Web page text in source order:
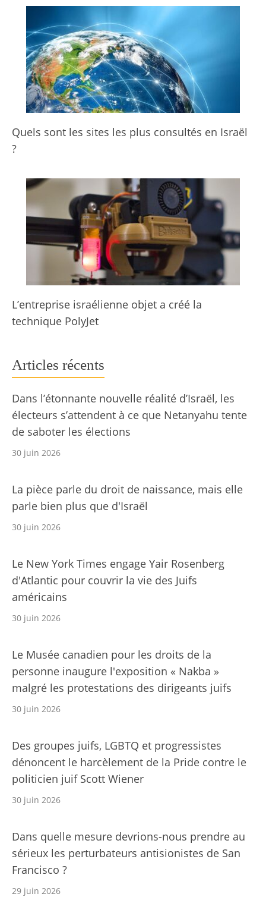
Quels sont les sites les plus consultés en Israël
?
L’entreprise israélienne objet a créé la
technique PolyJet
Articles récents
Dans l’étonnante nouvelle réalité d’Israël, les
électeurs s’attendent à ce que Netanyahu tente
de saboter les élections
30 juin 2026
La pièce parle du droit de naissance, mais elle
parle bien plus que d'Israël
30 juin 2026
Le New York Times engage Yair Rosenberg
d'Atlantic pour couvrir la vie des Juifs
américains
30 juin 2026
Le Musée canadien pour les droits de la
personne inaugure l'exposition « Nakba »
malgré les protestations des dirigeants juifs
30 juin 2026
Des groupes juifs, LGBTQ et progressistes
dénoncent le harcèlement de la Pride contre le
politicien juif Scott Wiener
30 juin 2026
Dans quelle mesure devrions-nous prendre au
sérieux les perturbateurs antisionistes de San
Francisco ?
29 juin 2026